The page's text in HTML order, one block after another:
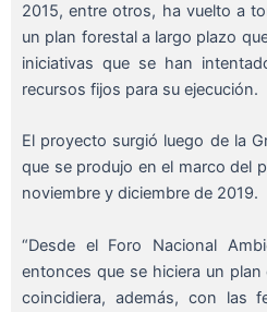
2015, entre otros, ha vuelto a
un plan forestal a largo plazo
iniciativas que se han
recursos fijos para su ejecución.
El proyecto surgió luego de la
que se produjo en el marco del
noviembre y diciembre de 2019.
“Desde el Foro Nacional
entonces que se hiciera un
coincidiera, además, con las